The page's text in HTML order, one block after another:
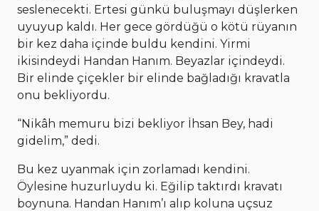
seslenecekti. Ertesi günkü buluşmayı düşlerken
uyuyup kaldı. Her gece gördüğü o kötü rüyanın
bir kez daha içinde buldu kendini. Yirmi
ikisindeydi Handan Hanım. Beyazlar içindeydi.
Bir elinde çiçekler bir elinde bağladığı kravatla
onu bekliyordu.
“Nikâh memuru bizi bekliyor İhsan Bey, hadi
gidelim,” dedi.
Bu kez uyanmak için zorlamadı kendini.
Öylesine huzurluydu ki. Eğilip taktırdı kravatı
boynuna. Handan Hanım’ı alıp koluna uçsuz